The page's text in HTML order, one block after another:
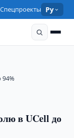
Спецпроекты Ру
94%
в UCell до